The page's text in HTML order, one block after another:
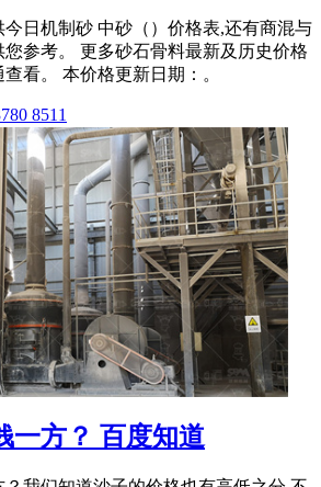
今日机制砂 中砂（）价格表,还有商混与
您参考。 更多砂石骨料最新及历史价格
看。 本价格更新日期：。
8511
一方？ 百度知道